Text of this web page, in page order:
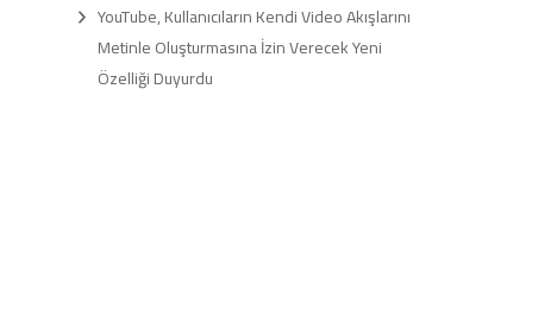
YouTube, Kullanıcıların Kendi Video Akışlarını
Metinle Oluşturmasına İzin Verecek Yeni
Özelliği Duyurdu